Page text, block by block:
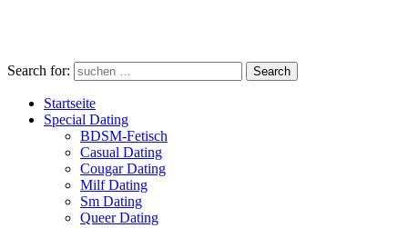
Search for: Search
Startseite
Special Dating
BDSM-Fetisch
Casual Dating
Cougar Dating
Milf Dating
Sm Dating
Queer Dating